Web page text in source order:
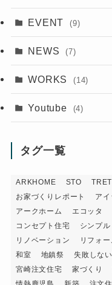
EVENT (9)
NEWS (7)
WORKS (14)
Youtube (4)
タグ一覧
ARKHOME STO
お家づくりレポート
ア
アークホーム
エコッタ
コンセプト住宅
シンプル
リノベーション
リフォー
和室
地鎮祭 失敗しな
宮崎注文住宅
家づくり